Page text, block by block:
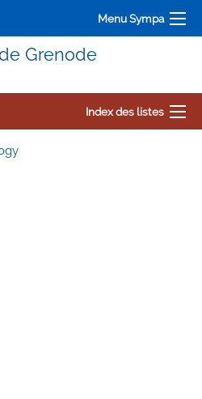
Menu Sympa
Grenode
Index des listes